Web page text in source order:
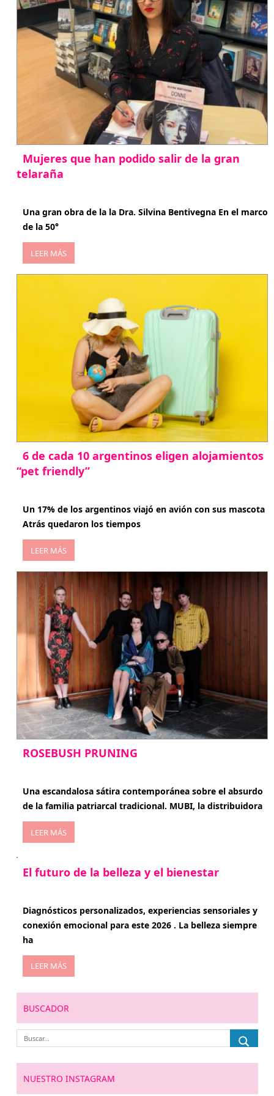
Mujeres que han podido salir de la gran
telaraña
Una gran obra de la la Dra. Silvina Bentivegna En el marco
de la 50°
LEER MÁS
6 de cada 10 argentinos eligen alojamientos
“pet friendly”
Un 17% de los argentinos viajó en avión con sus mascota
Atrás quedaron los tiempos
LEER MÁS
ROSEBUSH PRUNING
Una escandalosa sátira contemporánea sobre el absurdo
de la familia patriarcal tradicional. MUBI, la distribuidora
LEER MÁS
El futuro de la belleza y el bienestar
Diagnósticos personalizados, experiencias sensoriales y
conexión emocional para este 2026 . La belleza siempre
ha
LEER MÁS
BUSCADOR
NUESTRO INSTAGRAM